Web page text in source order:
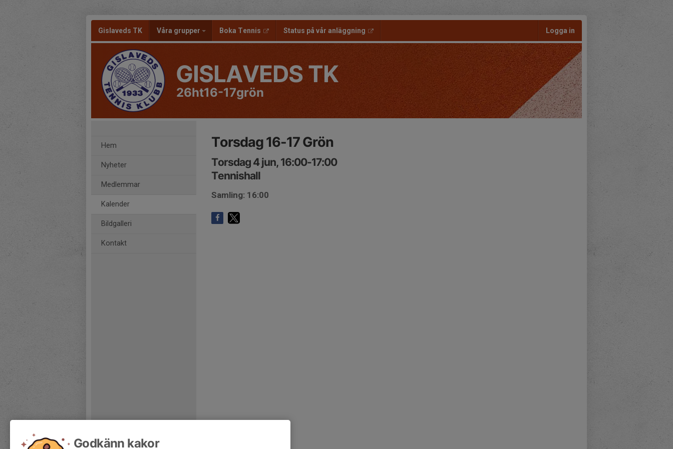
Gislaveds TK Våra grupper Boka Tennis Status på vår anläggning Logga in
GISLAVEDS TK
26ht16-17grön
Hem
Nyheter
Medlemmar
Kalender
Bildgalleri
Kontakt
Torsdag 16-17 Grön
Torsdag 4 jun, 16:00-17:00
Tennishall
Samling: 16:00
Godkänn kakor